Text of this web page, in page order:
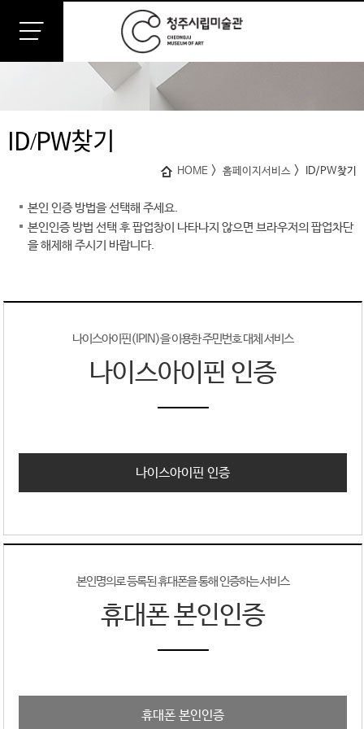
ID/PW찾기
HOME >홈페이지서비스 > ID/PW찾기
본인 인증 방법을 선택해 주세요.
본인인증 방법 선택 후 팝업창이 나타나지 않으면 브라우저의 팝업차단
을 해제해 주시기 바랍니다.
나이스아이핀(IPIN)을 이용한 주민번호 대체 서비스
나이스아이핀 인증
나이스아이핀 인증
본인명의로 등록된 휴대폰을 통해 인증하는 서비스
휴대폰 본인인증
휴대폰 본인인증